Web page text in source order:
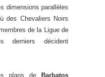
dimensions parallèles
des Chevaliers Noirs
de la Ligue de
derniers décident
plans de
Barbatos